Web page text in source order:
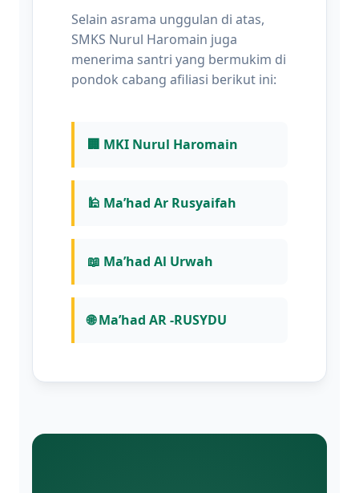
Selain asrama unggulan di atas,
SMKS Nurul Haromain juga
menerima santri yang bermukim di
pondok cabang afiliasi berikut ini:
🏢 MKI Nurul Haromain
🕌 Ma’had Ar Rusyaifah
📖 Ma’had Al Urwah
🌐 Ma’had AR -RUSYDU